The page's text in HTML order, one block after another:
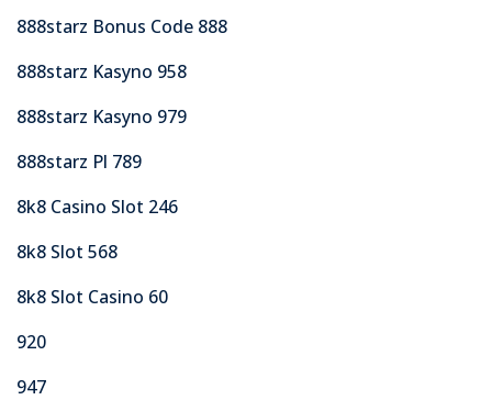
888starz Bonus Code 888
888starz Kasyno 958
888starz Kasyno 979
888starz Pl 789
8k8 Casino Slot 246
8k8 Slot 568
8k8 Slot Casino 60
920
947